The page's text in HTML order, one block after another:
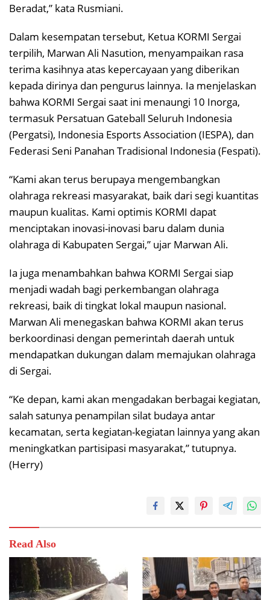
Beradat,” kata Rusmiani.
Dalam kesempatan tersebut, Ketua KORMI Sergai
terpilih, Marwan Ali Nasution, menyampaikan rasa
terima kasihnya atas kepercayaan yang diberikan
kepada dirinya dan pengurus lainnya. Ia menjelaskan
bahwa KORMI Sergai saat ini menaungi 10 Inorga,
termasuk Persatuan Gateball Seluruh Indonesia
(Pergatsi), Indonesia Esports Association (IESPA), dan
Federasi Seni Panahan Tradisional Indonesia (Fespati).
“Kami akan terus berupaya mengembangkan
olahraga rekreasi masyarakat, baik dari segi kuantitas
maupun kualitas. Kami optimis KORMI dapat
menciptakan inovasi-inovasi baru dalam dunia
olahraga di Kabupaten Sergai,” ujar Marwan Ali.
Ia juga menambahkan bahwa KORMI Sergai siap
menjadi wadah bagi perkembangan olahraga
rekreasi, baik di tingkat lokal maupun nasional.
Marwan Ali menegaskan bahwa KORMI akan terus
berkoordinasi dengan pemerintah daerah untuk
mendapatkan dukungan dalam memajukan olahraga
di Sergai.
“Ke depan, kami akan mengadakan berbagai kegiatan,
salah satunya penampilan silat budaya antar
kecamatan, serta kegiatan-kegiatan lainnya yang akan
meningkatkan partisipasi masyarakat,” tutupnya.
(Herry)
Read Also